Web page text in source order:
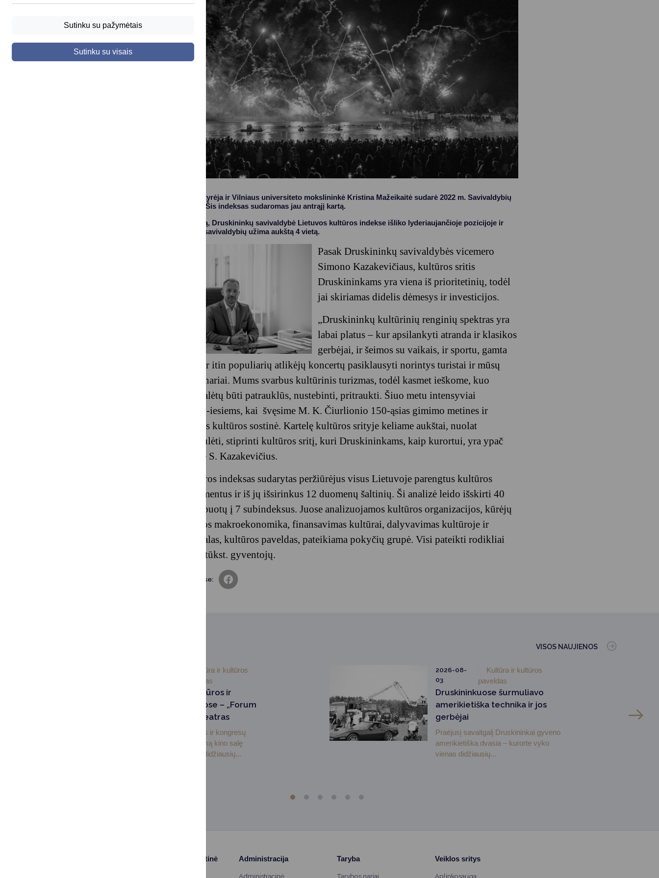
Sutinku su pažymėtais
Sutinku su visais
Pranešėjų apsauga
Asmens duomenų apsauga
Kultūros politikos tyrėja ir Vilniaus universiteto mokslininkė Kristina Mažeikaitė sudarė 2022 m. Savivaldybių
kultūros indeksą. Šis indeksas sudaromas jau antrąjį kartą.
Kaip ir pirmąjį kartą, Druskininkų savivaldybė Lietuvos kultūros indekse išliko lyderiaujančioje pozicijoje ir
tarp visų Lietuvos savivaldybių užima aukštą 4 vietą.
Pasak Druskininkų savivaldybės vicemero
Simono Kazakevičiaus, kultūros sritis
Druskininkams yra viena iš prioritetinių, todėl
jai skiriamas didelis dėmesys ir investicijos.
„Druskininkų kultūrinių renginių spektras yra
labai platus – kur apsilankyti atranda ir klasikos
gerbėjai, ir šeimos su vaikais, ir sportu, gamta
besidomintys ar itin populiarių atlikėjų koncertų pasiklausyti norintys turistai ir mūsų
bendruomenės nariai. Mums svarbus kultūrinis turizmas, todėl kasmet ieškome, kuo
Druskininkai galėtų būti patrauklūs, nustebinti, pritraukti. Šiuo metu intensyviai
ruošiamės 2025-iesiems, kai švęsime M. K. Čiurlionio 150-ąsias gimimo metines ir
būsime Lietuvos kultūros sostinė. Kartelę kultūros srityje keliame aukštai, nuolat
stengiamės tobulėti, stiprinti kultūros sritį, kuri Druskininkams, kaip kurortui, yra ypač
svarbi“, – sakė S. Kazakevičius.
Lietuvos Kultūros indeksas sudarytas peržiūrėjus visus Lietuvoje parengtus kultūros
politikos dokumentus ir iš jų išsirinkus 12 duomenų šaltinių. Ši analizė leido išskirti 40
rodiklių, sugrupuotų į 7 subindeksus. Juose analizuojamos kultūros organizacijos, kūrėjų
skaičiai, kultūros makroekonomika, finansavimas kultūrai, dalyvavimas kultūroje ir
socialinis kapitalas, kultūros paveldas, pateikiama pokyčių grupė. Visi pateikti rodikliai
perskaičiuoti 1 tūkst. gyventojų.
Dalintis soc. tinkluose:
VISOS NAUJIENOS
Kultūra ir kultūros
paveldas
Druskininkų Kultūros ir
kongresų rūmuose – „Forum
Cinemas“ kino teatras
Druskininkų Kultūros ir kongresų
rūmuose įrenginėjamą kino salę
administruos viena didžiausių...
2026-08-
03
Kultūra ir kultūros
paveldas
Druskininkuose šurmuliavo
amerikietiška technika ir jos
gerbėjai
Praėjusį savaitgalį Druskininkai gyveno
amerikietiška dvasia – kurorte vyko
vienas didžiausių...
Struktūra ir kontaktinė
Administracija
Administracinė
Taryba
Tarybos nariai
Veiklos sritys
Aplinkosauga